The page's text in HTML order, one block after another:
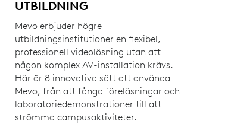
UTBILDNING
Mevo erbjuder högre
utbildningsinstitutioner en flexibel,
professionell videolösning utan att
någon komplex AV-installation krävs.
Här är 8 innovativa sätt att använda
Mevo, från att fånga föreläsningar och
laboratoriedemonstrationer till att
strömma campusaktiviteter.